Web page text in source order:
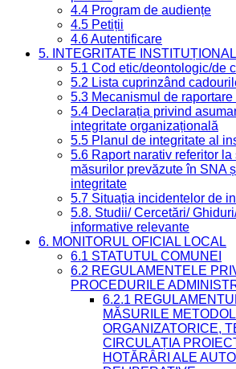
4.4 Program de audiențe
4.5 Petiții
4.6 Autentificare
5. INTEGRITATE
5.1 Cod etic/deontologic/de
5.2 Lista cuprinzând
5.3 Mecanismul de
5.4 Declarația privind
integritate organizațională
5.5 Planul de integritate al
5.6 Raport narativ referitor
măsurilor prevăzute în SNA
integritate
5.7 Situația incidentelor de
5.8. Studii/ Cercetări/
informative relevante
6. MONITORUL OFICIAL LOCAL
6.1 STATUTUL COMUNEI
6.2 REGULAMENTELE
PROCEDURILE
6.2.1
MĂSURILE
ORGANIZATORICE,
CIRCULAȚIA
HOTĂRÂRI ALE